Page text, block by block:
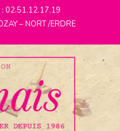
02.51.12.17.19
– NORT /ERDRE